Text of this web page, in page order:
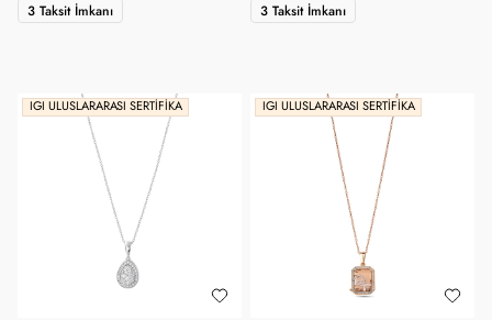
3 Taksit İmkanı 3 Taksit İmkanı
IGI ULUSLARARASI SERTIFIKA IGI ULUSLARARASI SERTIFIKA